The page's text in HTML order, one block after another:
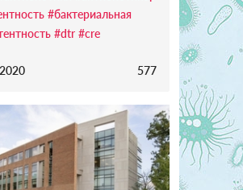
#бактериальная
#dtr #cre
577